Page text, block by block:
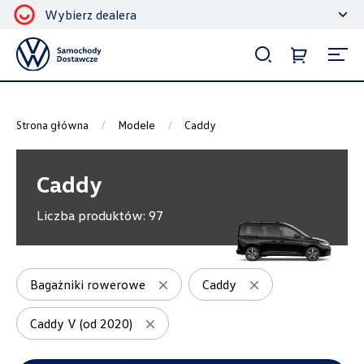
Wybierz dealera
Strona główna Modele Caddy
Caddy
Liczba produktów: 97
Bagażniki rowerowe Caddy
Caddy V (od 2020)
Filtrowanie i sortowanie
Sortuj
Pokaż na stronie
Kategorie
Bagażniki dachowe